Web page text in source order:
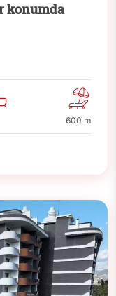
konumda
600 m